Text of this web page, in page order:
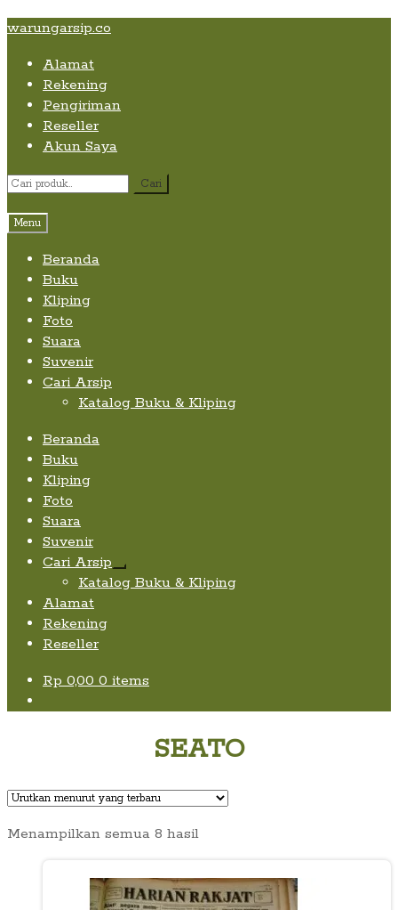
Skip
content
Skip
navigation
Skip
content
warungarsip.co
Alamat
Rekening
Pengiriman
Reseller
Akun Saya
Pencarian
Cari
Menu
Beranda
Buku
Kliping
Foto
Suara
Suvenir
Cari Arsip
Katalog Buku & Kliping
Beranda
Buku
Kliping
Foto
Suara
Suvenir
Cari Arsip
Expand
child
Katalog Buku & Kliping
Alamat
Rekening
Reseller
Rp 0,00 0 items
SEATO
Menampilkan semua 8 hasilDiurutkan
yang
terbaru